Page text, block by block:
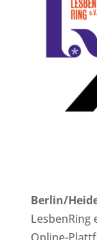
Berlin/
LesbenRing